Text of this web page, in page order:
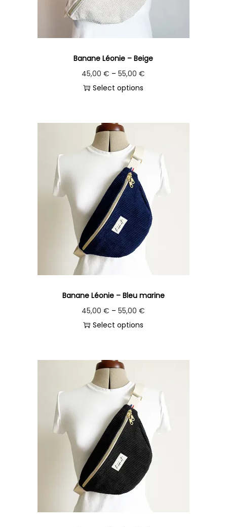
Banane Léonie – Beige
45,00€ –55,00€
Select options
Banane Léonie – Bleu marine
45,00€ –55,00€
Select options